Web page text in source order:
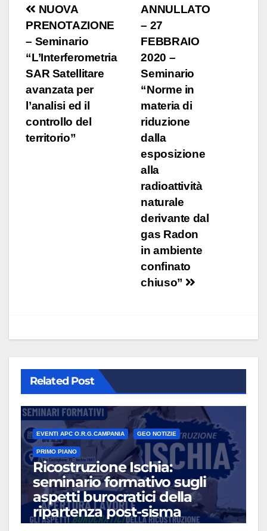
Navigazione
articoli
ANNULLATO
– 27
FEBBRAIO
2020 –
Seminario
“Norme in
materia di
riduzione
dalla
esposizione
alla
radioattività
naturale
derivante dal
gas Radon
in ambiente
confinato
chiuso”
NUOVA
PRENOTAZIONE
– Seminario
“L’Interferometria
SAR Satellitare
avanzata per
l’analisi ed il
controllo del
territorio”
Related Post
EVENTI APC O.R.G.CAMPANIA GEO NOTIZIE
PRIMO PIANO
Ricostruzione Ischia:
seminario formativo sugli
aspetti burocratici della
ripartenza post-sisma